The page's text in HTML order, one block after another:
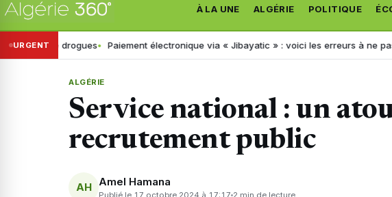
À LA UNE ALGÉRIE POLITIQUE
URGENT
de drogues Paiement électronique via « Jibayatic » : voici les erreurs à ne pas
ALGÉRIE
Service national : un
recrutement public
AH Amel Hamana
Publié le 17 octobre 2024 à 17:17 2 min de lecture